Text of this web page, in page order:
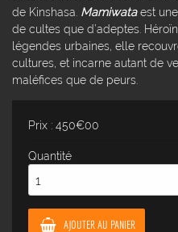
de Kinshasa. Mamiwata est
de cultes que d’adeptes.
légendes urbaines, elle
cultures, et incarne autant de
maléfices que de peurs.
Prix : 450€00
Quantité
AJOUTER AU PANIER